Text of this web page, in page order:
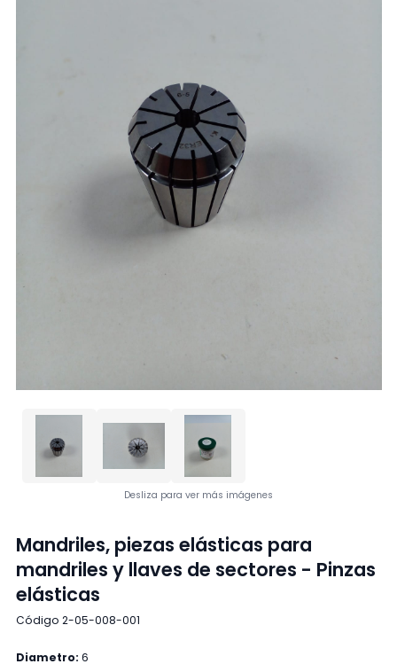
Desliza para ver más imágenes
Mandriles, piezas elásticas para
mandriles y llaves de sectores - Pinzas
elásticas
Código 2-05-008-001
Diametro: 6